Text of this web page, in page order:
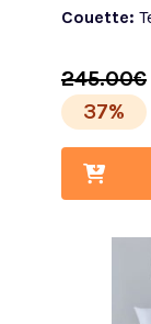
Couette:
245.00€
37%